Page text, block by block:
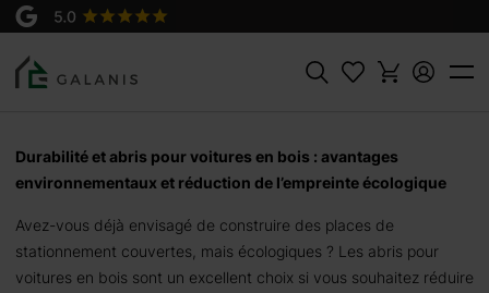
Rechercher
Durabilité et abris pour voitures en bois : avantages
environnementaux et réduction de l’empreinte écologique
Avez-vous déjà envisagé de construire des places de
stationnement couvertes, mais écologiques ? Les abris pour
voitures en bois sont un excellent choix si vous souhaitez réduire